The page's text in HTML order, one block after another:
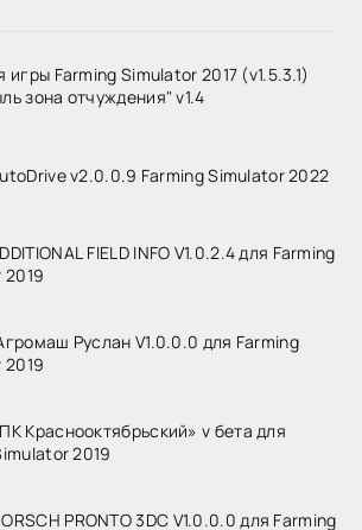
игры Farming Simulator 2017 (v1.5.3.1)
зона отчуждения" v1.4
v2.0.0.9 Farming Simulator 2022
FIELD INFO V1.0.2.4 для Farming
Руслан V1.0.0.0 для Farming
Краснооктябрьский» v бета для
2019
PRONTO 3DC V1.0.0.0 для Farming